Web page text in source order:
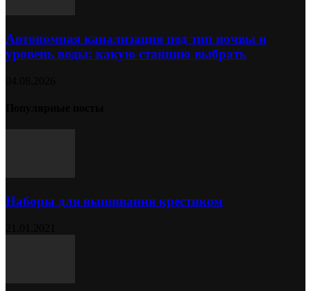
Автономная канализация под тип почвы и
уровень воды: какую станцию выбрать
Наборы для вышивания крестиком